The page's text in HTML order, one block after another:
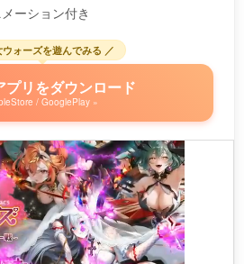
ーション付き
ウォーズを遊んでみる ／
プリをダウンロード
/ GooglePlay »